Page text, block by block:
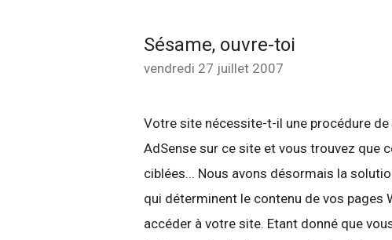
Sésame, ouvre-toi
vendredi 27 juillet 2007
Votre site nécessite-t-il une procédure
AdSense sur ce site et vous trouvez que
ciblées... Nous avons désormais la
qui déterminent le contenu de vos pages
accéder à votre site. Etant donné que